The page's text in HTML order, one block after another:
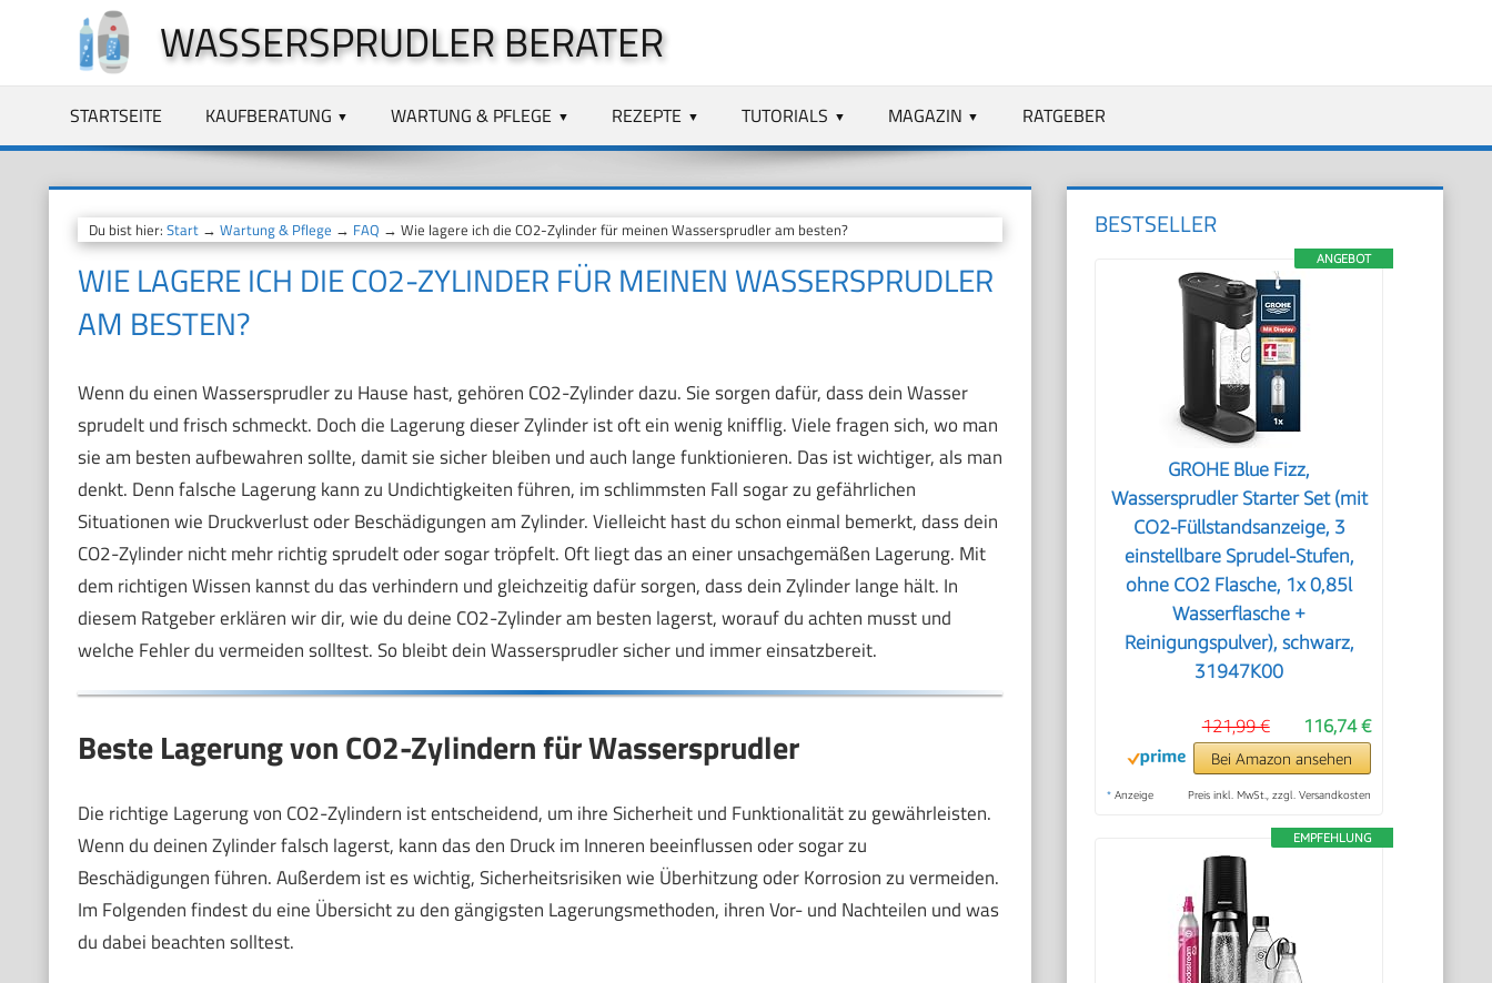
springen
WASSERSPRUDLER BERATER
STARTSEITE KAUFBERATUNG WARTUNG & PFLEGE REZEPTE TUTORIALS MAGAZIN RATGEBER
Du bist hier: Start→ Wartung & Pflege → FAQ → Wie lagere ich die CO2-Zylinder für meinen Wassersprudler am besten?
WIE LAGERE ICH DIE CO2-ZYLINDER FÜR MEINEN WASSERSPRUDLER
AM BESTEN?
Wenn du einen Wassersprudler zu Hause hast, gehören CO2-Zylinder dazu. Sie sorgen dafür, dass dein Wasser
sprudelt und frisch schmeckt. Doch die Lagerung dieser Zylinder ist oft ein wenig knifflig. Viele fragen sich, wo man
sie am besten aufbewahren sollte, damit sie sicher bleiben und auch lange funktionieren. Das ist wichtiger, als man
denkt. Denn falsche Lagerung kann zu Undichtigkeiten führen, im schlimmsten Fall sogar zu gefährlichen
Situationen wie Druckverlust oder Beschädigungen am Zylinder. Vielleicht hast du schon einmal bemerkt, dass dein
CO2-Zylinder nicht mehr richtig sprudelt oder sogar tröpfelt. Oft liegt das an einer unsachgemäßen Lagerung. Mit
dem richtigen Wissen kannst du das verhindern und gleichzeitig dafür sorgen, dass dein Zylinder lange hält. In
diesem Ratgeber erklären wir dir, wie du deine CO2-Zylinder am besten lagerst, worauf du achten musst und
welche Fehler du vermeiden solltest. So bleibt dein Wassersprudler sicher und immer einsatzbereit.
Beste Lagerung von CO2-Zylindern für Wassersprudler
Die richtige Lagerung von CO2-Zylindern ist entscheidend, um ihre Sicherheit und Funktionalität zu gewährleisten.
Wenn du deinen Zylinder falsch lagerst, kann das den Druck im Inneren beeinflussen oder sogar zu
Beschädigungen führen. Außerdem ist es wichtig, Sicherheitsrisiken wie Überhitzung oder Korrosion zu vermeiden.
Im Folgenden findest du eine Übersicht zu den gängigsten Lagerungsmethoden, ihren Vor- und Nachteilen und was
du dabei beachten solltest.
BESTSELLER
ANGEBOT
GROHE Blue Fizz,
Wassersprudler Starter Set (mit
CO2-Füllstandsanzeige, 3
einstellbare Sprudel-Stufen,
ohne CO2 Flasche, 1x 0,85l
Wasserflasche +
Reinigungspulver), schwarz,
31947K00
116,74 €
121,99 €
Bei Amazon ansehen
* Anzeige Preis inkl. MwSt., zzgl. Versandkosten
EMPFEHLUNG